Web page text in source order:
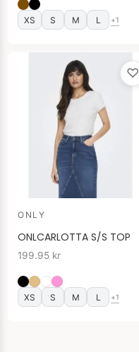
XS S M L +1
♡
ONLY
ONLCARLOTTA S/S TOP
199.95 kr
XS S M L +1